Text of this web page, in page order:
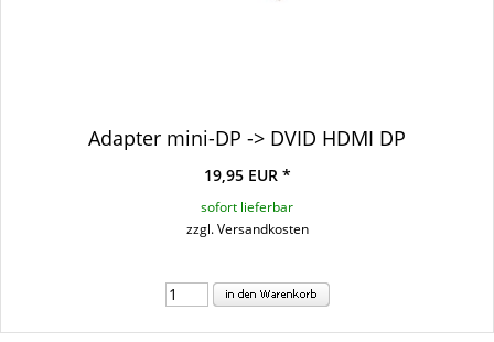
Adapter mini-DP -> DVID HDMI DP
19,95 EUR *
sofort lieferbar
zzgl. Versandkosten